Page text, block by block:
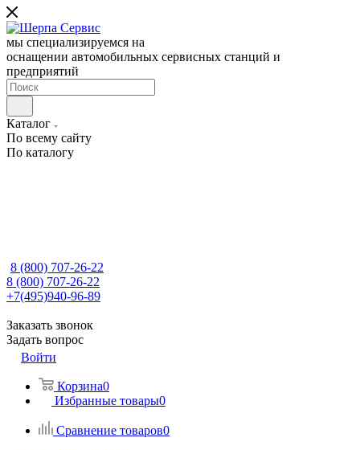
мы специализируемся на
оснащении автомобильных сервисных станций и
предприятий
Каталог
По всему сайту
По каталогу
8 (800) 707-26-22
8 (800) 707-26-22
+7(495)940-96-89
Заказать звонок
Задать вопрос
Войти
Корзина0
Избранные товары0
Сравнение товаров0